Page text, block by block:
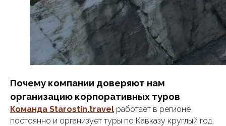
Почему компании доверяют нам
организацию корпоративных туров
Команда Starostin.travel работает в регионе
постоянно и организует туры по Кавказу круглый год.